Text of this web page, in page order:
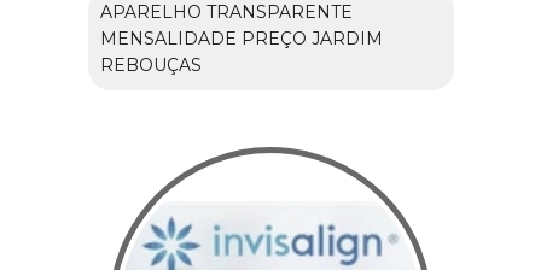
APARELHO TRANSPARENTE
MENSALIDADE PREÇO JARDIM
REBOUÇAS